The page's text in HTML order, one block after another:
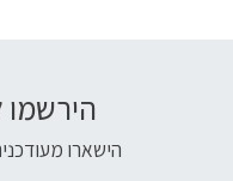
הירשמו
הישארו